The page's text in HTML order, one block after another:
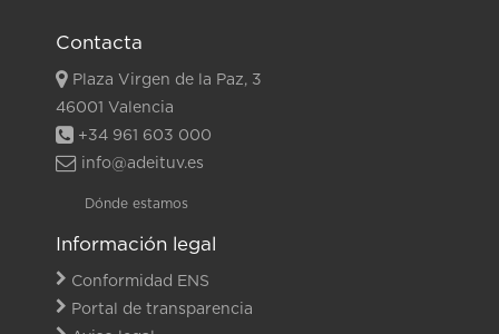
Contacta
Plaza Virgen de la Paz, 3
46001 Valencia
+34 961 603 000
info@adeituv.es
Dónde estamos
Información legal
Conformidad ENS
Portal de transparencia